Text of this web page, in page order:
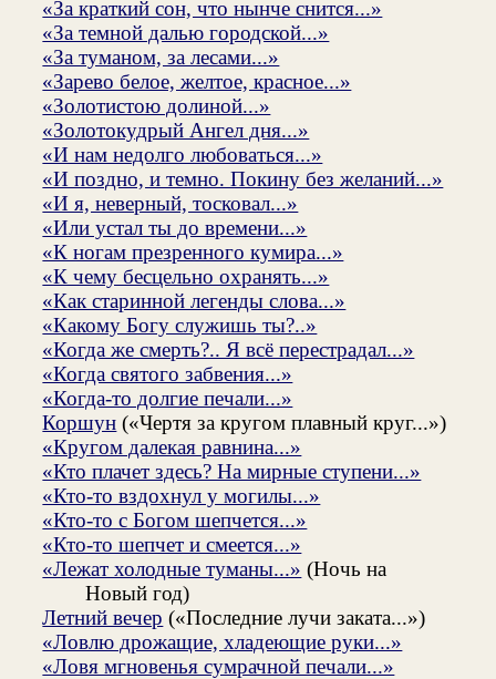
«За краткий сон, что нынче снится...»
«За темной далью городской...»
«За туманом, за лесами...»
«Зарево белое, желтое, красное...»
«Золотистою долиной...»
«Золотокудрый Ангел дня...»
«И нам недолго любоваться...»
«И поздно, и темно. Покину без желаний...»
«И я, неверный, тосковал...»
«Или устал ты до времени...»
«К ногам презренного кумира...»
«К чему бесцельно охранять...»
«Как старинной легенды слова...»
«Какому Богу служишь ты?..»
«Когда же смерть?.. Я всё перестрадал...»
«Когда святого забвения...»
«Когда-то долгие печали...»
Коршун («Чертя за кругом плавный круг...»)
«Кругом далекая равнина...»
«Кто плачет здесь? На мирные ступени...»
«Кто-то вздохнул у могилы...»
«Кто-то с Богом шепчется...»
«Кто-то шепчет и смеется...»
«Лежат холодные туманы...» (Ночь на
Новый год)
Летний вечер («Последние лучи заката...»)
«Ловлю дрожащие, хладеющие руки...»
«Ловя мгновенья сумрачной печали...»